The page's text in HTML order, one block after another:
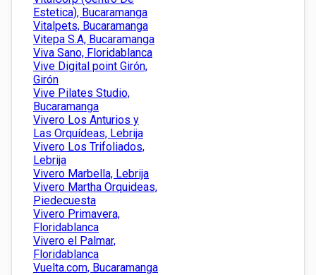
Estetica), Bucaramanga
Vitalpets, Bucaramanga
Vitepa S.A, Bucaramanga
Viva Sano, Floridablanca
Vive Digital point Girón,
Girón
Vive Pilates Studio,
Bucaramanga
Vivero Los Anturios y
Las Orquídeas, Lebrija
Vivero Los Trifoliados,
Lebrija
Vivero Marbella, Lebrija
Vivero Martha Orquideas,
Piedecuesta
Vivero Primavera,
Floridablanca
Vivero el Palmar,
Floridablanca
Vuelta.com, Bucaramanga